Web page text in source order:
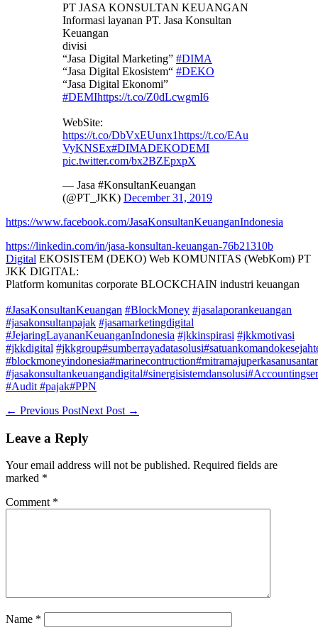
PT JASA KONSULTAN KEUANGAN
Informasi layanan PT. Jasa Konsultan
Keuangan
divisi
“Jasa Digital Marketing” #DIMA
“Jasa Digital Ekosistem“ #DEKO
“Jasa Digital Ekonomi”
#DEMIhttps://t.co/Z0dLcwgmI6
WebSite:
https://t.co/DbVxEUunx1https://t.co/EAu
VyKNSEx#DIMADEKODEMI
pic.twitter.com/bx2BZEpxpX
— Jasa #KonsultanKeuangan
(@PT_JKK) December 31, 2019
https://www.facebook.com/JasaKonsultanKeuanganIndonesia
https://linkedin.com/in/jasa-konsultan-keuangan-76b21310b
Digital EKOSISTEM (DEKO) Web KOMUNITAS (WebKom) PT
JKK DIGITAL:
Platform komunitas corporate BLOCKCHAIN industri keuangan
#JasaKonsultanKeuangan #BlockMoney #jasalaporankeuangan
#jasakonsultanpajak #jasamarketingdigital
#JejaringLayananKeuanganIndonesia #jkkinspirasi #jkkmotivasi
#jkkdigital #jkkgroup#sumberrayadatasolusi
#blockmoneyindonesia#marinecontruction
#jasakonsultankeuangandigital#sinergisistemdansolusi
#Audit #pajak#PPN
Post
← Previous PostNext Post →
Leave a Reply
Your email address will not be published. Required fields are
marked *
Comment *
Name *